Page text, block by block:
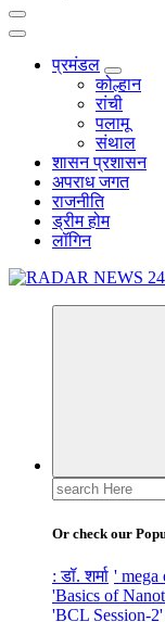
प्रमंडल
कोल्हान
रांची
पलामू
संथाल
शासन प्रशासन
अपराध जगत
राजनीति
ड्रीम होम
लॉगिन
Search
for:
Or check our
: डॉ. शर्मा ' mega
'Basics of
'BCL Session-